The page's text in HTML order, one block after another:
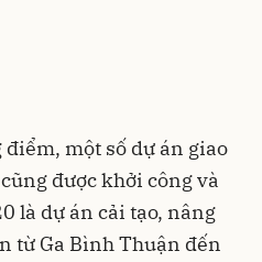
một số dự án giao
được khởi công và
là dự án cải tạo, nâng
từ Ga Bình Thuận đến